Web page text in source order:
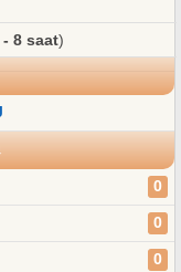
8 saat)
0
0
0